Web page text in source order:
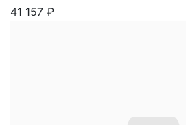
41 157 ₽